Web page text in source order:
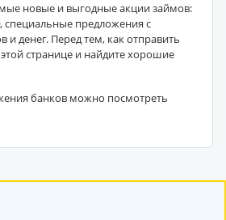
новые и выгодные акции займов:
предложения с
денег. Перед тем, как отправить
странице и найдите хорошие
банков можно посмотреть